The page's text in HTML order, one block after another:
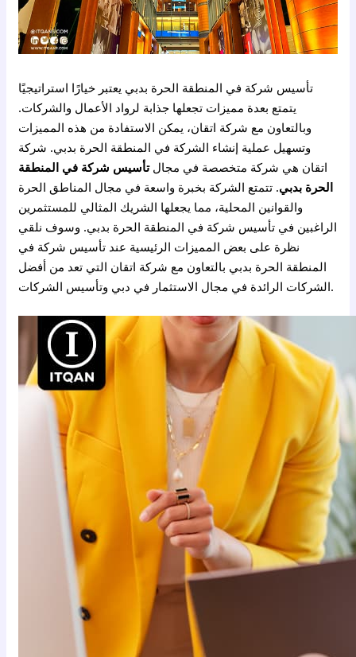
تأسيس شركة في المنطقة الحرة بدبي يعتبر خيارًا استراتيجيًا
يتمتع بعدة مميزات تجعلها جذابة لرواد الأعمال والشركات.
وبالتعاون مع شركة اتقان، يمكن الاستفادة من هذه المميزات
وتسهيل عملية إنشاء الشركة في المنطقة الحرة بدبي. شركة
اتقان هي شركة متخصصة في مجالتأسيس شركة في المنطقة
الحرة بدبي. تتمتع الشركة بخبرة واسعة في مجال المناطق الحرة
والقوانين المحلية، مما يجعلها الشريك المثالي للمستثمرين
الراغبين في تأسيس شركة في المنطقة الحرة بدبي. وسوف نلقي
نظرة على بعض المميزات الرئيسية عند تأسيس شركة في
المنطقة الحرة بدبي بالتعاون مع شركة اتقان التي تعد من أفضل
الشركات الرائدة في مجال الاستثمار في دبي وتأسيس الشركات.